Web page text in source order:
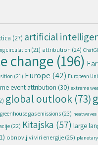
(27) artificial
circulation (21) attribution (24)
change (196)
(21) Europe (42) European
event attribution (30) extreme
global outlook (73)
greenhouse gas emissions (23) heatwaves
(22) Kitajska (57) large
obnovljivi viri energije(25)